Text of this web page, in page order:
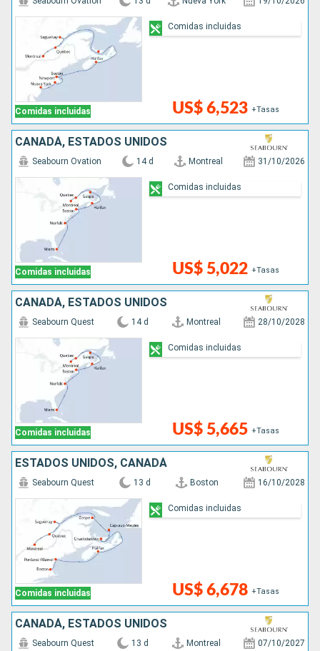
Comidas incluidas US$ 6,523 +Tasas
Comidas incluidas
CANADÁ, ESTADOS UNIDOS
Comidas incluidas
Seabourn Ovation 14 d Montreal 31/10/2026
US$ 5,022 +Tasas
Comidas incluidas
CANADÁ, ESTADOS UNIDOS
Comidas incluidas
Seabourn Quest 14 d Montreal 28/10/2028
US$ 5,665 +Tasas
Comidas incluidas
ESTADOS UNIDOS, CANADÁ
Comidas incluidas
Seabourn Quest 13 d Boston 16/10/2028
US$ 6,678 +Tasas
Comidas incluidas
CANADÁ, ESTADOS UNIDOS
Seabourn Quest 13 d Montreal 07/10/2027